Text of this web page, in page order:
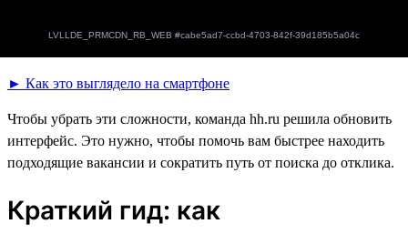
► Как это выглядело на смартфоне
Чтобы убрать эти сложности, команда hh.ru решила обновить
интерфейс. Это нужно, чтобы помочь вам быстрее находить
подходящие вакансии и сократить путь от поиска до отклика.
Краткий гид: как